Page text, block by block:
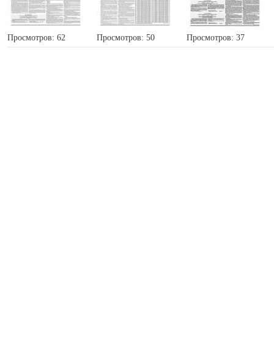
Просмотров: 62 Просмотров: 50 Просмотров: 37